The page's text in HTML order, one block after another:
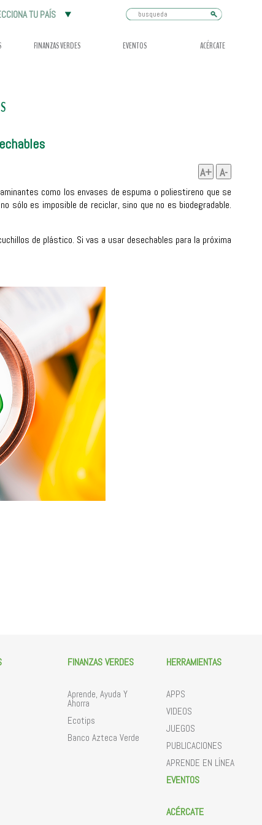
Busqueda
TU PAÍS
FINANZAS VERDES EVENTOS ACÉRCATE
A+ A-
como los envases de espuma o poliestireno que se
sólo es imposible de reciclar, sino que no es biodegradable.
de plástico. Si vas a usar desechables para la próxima
FINANZAS VERDES
Aprende, Ayuda Y
Ahorra
Ecotips
Banco Azteca Verde
HERRAMIENTAS
APPS
VIDEOS
JUEGOS
PUBLICACIONES
APRENDE EN LÍNEA
EVENTOS
ACÉRCATE